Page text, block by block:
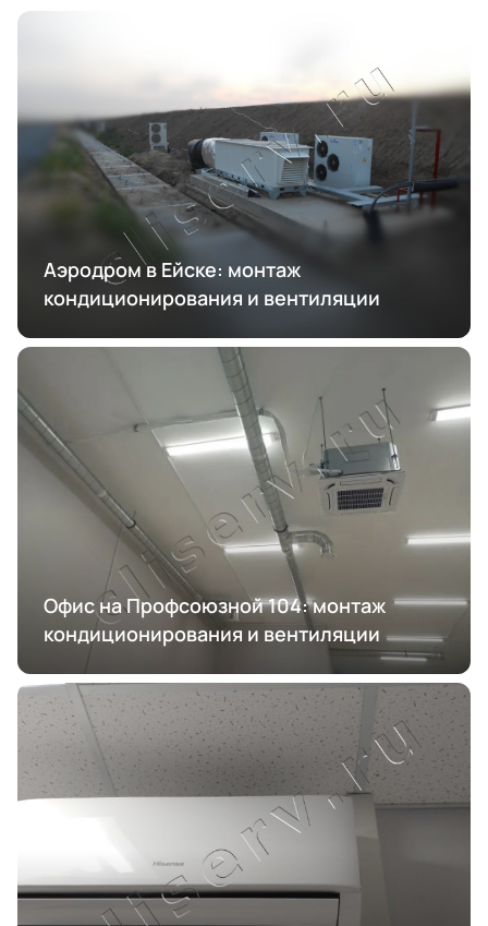
Аэродром в Ейске: монтаж
кондиционирования и вентиляции
Офис на Профсоюзной 104: монтаж
кондиционирования и вентиляции